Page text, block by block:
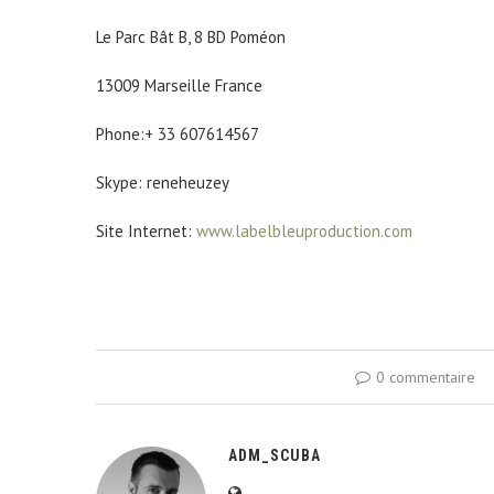
Le Parc Bât B, 8 BD Poméon
13009 Marseille France
Phone:+ 33 607614567
Skype: reneheuzey
Site Internet: www.labelbleuproduction.com
0 commentaire
ADM_SCUBA